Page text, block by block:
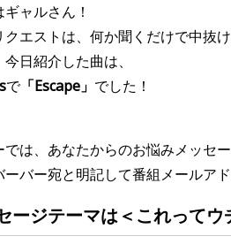
ャルさん！
エストは、 何か聞くだけで中抜
日紹介した曲は、
で「Escape」 でした！
では、あなたからのお悩みメッセ
バー宛と明記して番組メールア
ージテーマは＜これってウ